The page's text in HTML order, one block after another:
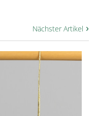
Nächster Artikel ›